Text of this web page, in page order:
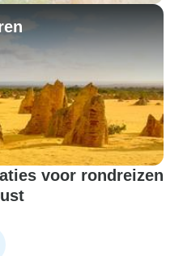
voor rondreizen